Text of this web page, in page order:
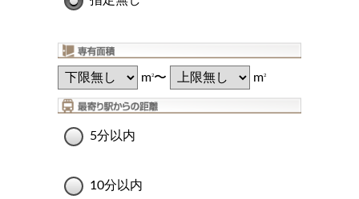
m2〜 m2
5分以内
10分以内